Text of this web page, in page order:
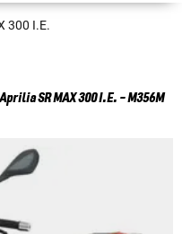
300 I.E.
ApriliaSR MAX 300 I.E. - M356M